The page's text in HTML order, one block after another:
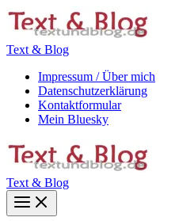
Zum
Inhalt
Text & Blog
Impressum / Über mich
Datenschutzerklärung
Kontaktformular
Mein Bluesky
Text & Blog
Main
Menu